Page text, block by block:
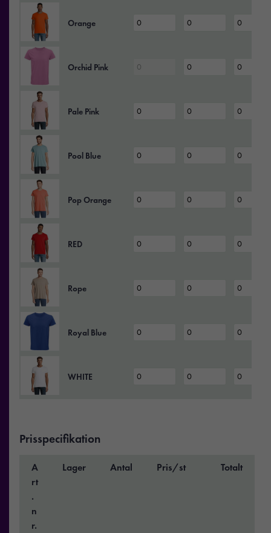
Orange
Orchid Pink
Pale Pink
Pool Blue
Pop Orange
RED
Rope
Royal Blue
WHITE
Prisspecifikation
A
rt
.
n
r.
Lager Antal Pris/st Totalt